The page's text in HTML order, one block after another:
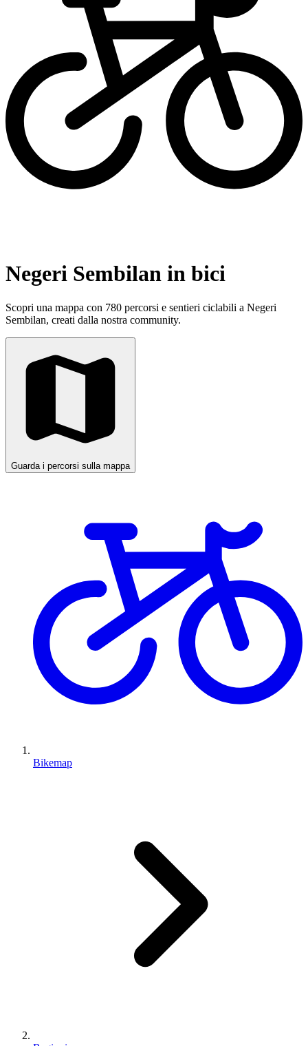
Negeri Sembilan in bici
Scopri una mappa con 780 percorsi e sentieri ciclabili a Negeri
Sembilan, creati dalla nostra community.
Guarda i percorsi sulla mappa
Bikemap